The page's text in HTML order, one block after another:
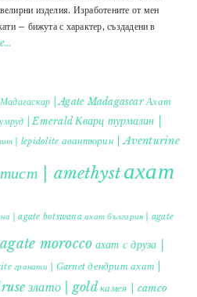
изделия. Изработените от мен
– бижута с характер, създадени в
| Agate Madagascar Ахат
| Emerald Кварц турмалин |
| lepidolite авантюрин | Aventurine
| amethystахат
| agate botswana ахат българия | agate
morocco ахат с друза |
гранати | Garnet дендрит ахат |
злато | gold камея | cameo